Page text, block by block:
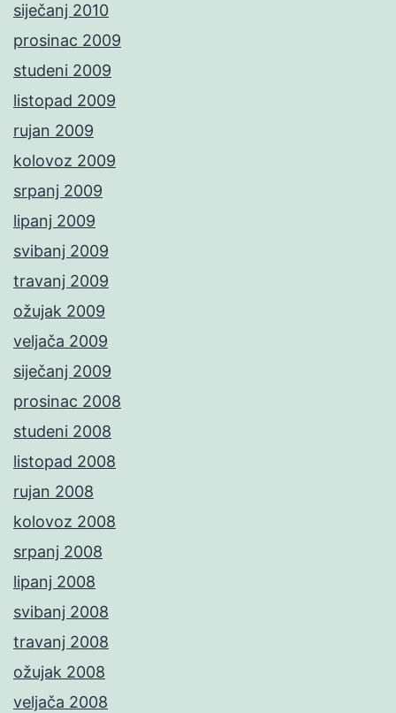
siječanj 2010
prosinac 2009
studeni 2009
listopad 2009
rujan 2009
kolovoz 2009
srpanj 2009
lipanj 2009
svibanj 2009
travanj 2009
ožujak 2009
veljača 2009
siječanj 2009
prosinac 2008
studeni 2008
listopad 2008
rujan 2008
kolovoz 2008
srpanj 2008
lipanj 2008
svibanj 2008
travanj 2008
ožujak 2008
veljača 2008